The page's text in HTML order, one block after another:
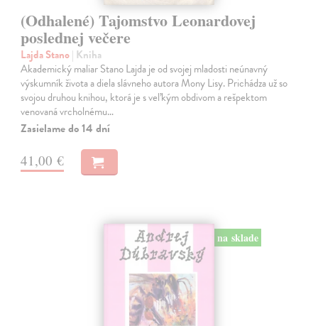
(Odhalené) Tajomstvo Leonardovej
poslednej večere
Lajda Stano| Kniha
Akademický maliar Stano Lajda je od svojej mladosti neúnavný
výskumník života a diela slávneho autora Mony Lisy. Prichádza už so
svojou druhou knihou, ktorá je s veľkým obdivom a rešpektom
venovaná vrcholnému…
Zasielame do 14 dní
41,00 €
na sklade